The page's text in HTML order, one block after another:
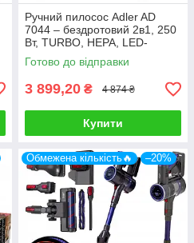
Ручний пилосос Adler AD
7044 – бездротовий 2в1, 250
Вт, TURBO, HEPA, LED-
підсвітка
Готово до відправки
3 899,20 ₴ 4 874 ₴
Купити
Обмежена кількість🔥 –20%